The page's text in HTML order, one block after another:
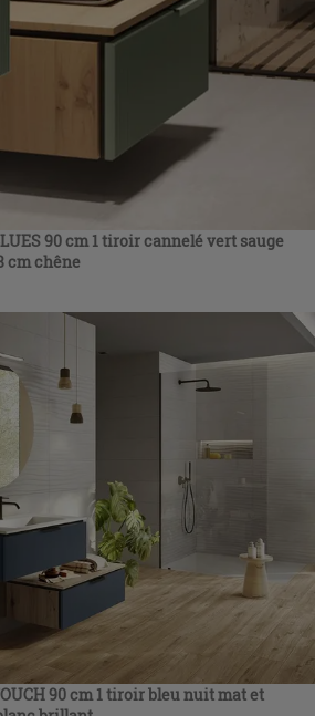
90 cm 1 tiroir cannelé vert sauge
cm chêne
90 cm 1 tiroir bleu nuit mat et